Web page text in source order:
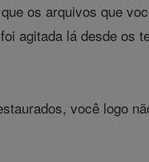
os arquivos que
agitada lá desde os
você logo